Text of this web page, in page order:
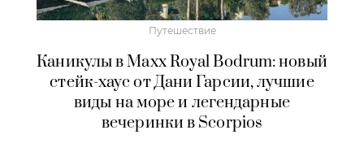
Путешествие
Каникулы в Maxx Royal Bodrum: новый
стейк-хаус от Дани Гарсии, лучшие
виды на море и легендарные
вечеринки в Scorpios